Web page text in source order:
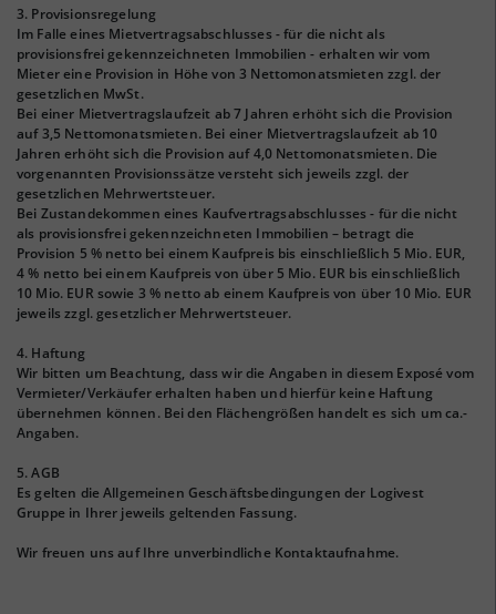
3. Provisionsregelung
Im Falle eines Mietvertragsabschlusses - für die nicht als
provisionsfrei gekennzeichneten Immobilien - erhalten wir vom
Mieter eine Provision in Höhe von 3 Nettomonatsmieten zzgl. der
gesetzlichen MwSt.
Bei einer Mietvertragslaufzeit ab 7 Jahren erhöht sich die Provision
auf 3,5 Nettomonatsmieten. Bei einer Mietvertragslaufzeit ab 10
Jahren erhöht sich die Provision auf 4,0 Nettomonatsmieten. Die
vorgenannten Provisionssätze versteht sich jeweils zzgl. der
gesetzlichen Mehrwertsteuer.
Bei Zustandekommen eines Kaufvertragsabschlusses - für die nicht
als provisionsfrei gekennzeichneten Immobilien – betragt die
Provision 5 % netto bei einem Kaufpreis bis einschließlich 5 Mio. EUR,
4 % netto bei einem Kaufpreis von über 5 Mio. EUR bis einschließlich
10 Mio. EUR sowie 3 % netto ab einem Kaufpreis von über 10 Mio. EUR
jeweils zzgl. gesetzlicher Mehrwertsteuer.
4. Haftung
Wir bitten um Beachtung, dass wir die Angaben in diesem Exposé vom
Vermieter/Verkäufer erhalten haben und hierfür keine Haftung
übernehmen können. Bei den Flächengrößen handelt es sich um ca.-
Angaben.
5. AGB
Es gelten die Allgemeinen Geschäftsbedingungen der Logivest
Gruppe in Ihrer jeweils geltenden Fassung.
Wir freuen uns auf Ihre unverbindliche Kontaktaufnahme.